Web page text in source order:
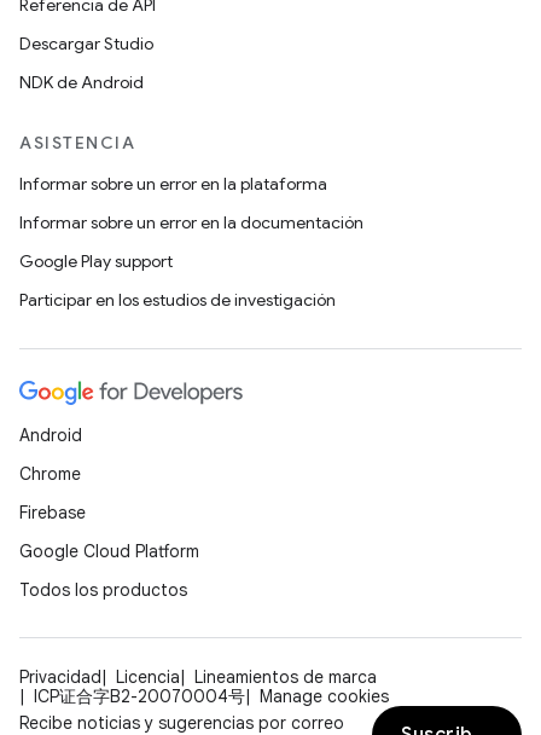
Referencia de API
Descargar Studio
NDK de Android
ASISTENCIA
Informar sobre un error en la plataforma
Informar sobre un error en la documentación
Google Play support
Participar en los estudios de investigación
Android
Chrome
Firebase
Google Cloud Platform
Todos los productos
Privacidad Licencia
Lineamientos de marca
ICP证合字B2-20070004号
Manage cookies
Recibe noticias y sugerencias por correo